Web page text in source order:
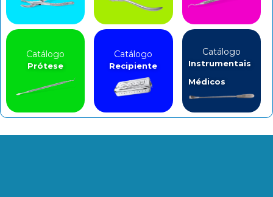
Catálogo
Prótese
Catálogo
Recipiente
Catálogo
Instrumentais
Médicos